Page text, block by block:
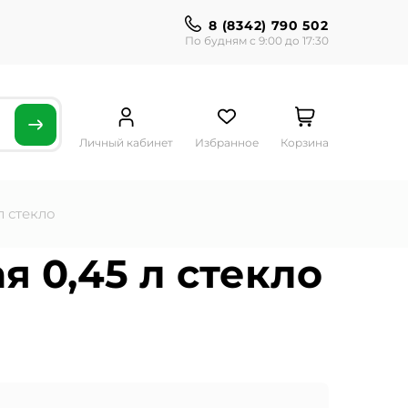
8 (8342) 790 502
По будням с 9:00 до 17:30
Личный кабинет Избранное Корзина
0,45 л стекло